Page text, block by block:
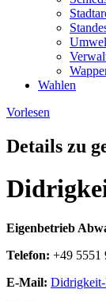
Wahlen
Vorlesen
Details zu
Eigenbetrieb
Telefon: +49 5551
E-Mail: